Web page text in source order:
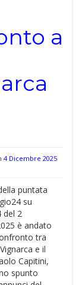
a
4 Dicembre 2025
puntata
su
del 2
è andato
tra
e il
Capitini,
spunto